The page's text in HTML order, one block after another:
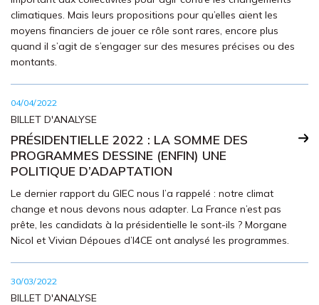
climatiques. Mais leurs propositions pour qu’elles aient les
moyens financiers de jouer ce rôle sont rares, encore plus
quand il s’agit de s’engager sur des mesures précises ou des
montants.
04/04/2022
BILLET D'ANALYSE
PRÉSIDENTIELLE 2022 : LA SOMME DES
PROGRAMMES DESSINE (ENFIN) UNE
POLITIQUE D’ADAPTATION
Le dernier rapport du GIEC nous l’a rappelé : notre climat
change et nous devons nous adapter. La France n’est pas
prête, les candidats à la présidentielle le sont-ils ? Morgane
Nicol et Vivian Dépoues d’I4CE ont analysé les programmes.
30/03/2022
BILLET D'ANALYSE